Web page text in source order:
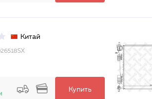
Китай
Купить